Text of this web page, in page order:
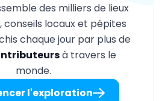
des milliers de lieux
conseils locaux et pépites
chaque jour par plus de
à travers le
monde.
l'exploration